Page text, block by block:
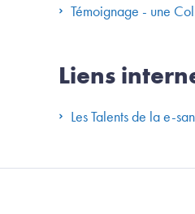
Témoignage - une
Liens
Les Talents de la e-